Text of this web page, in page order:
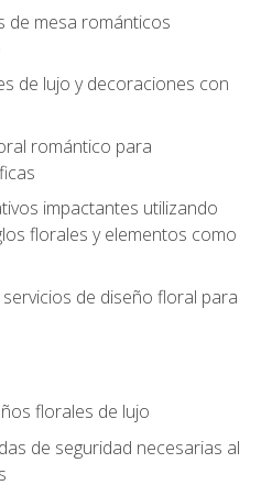
de mesa románticos
de lujo y decoraciones con
romántico para
impactantes utilizando
florales y elementos como
de diseño floral para
florales de lujo
de seguridad necesarias al